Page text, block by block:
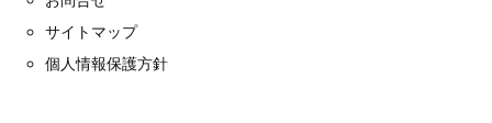
サイトマップ
個人情報保護方針